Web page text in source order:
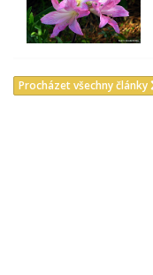
Procházet všechny články